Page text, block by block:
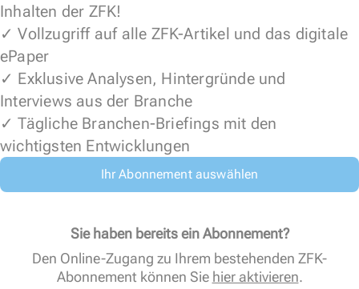
Inhalten der ZFK!
✓ Vollzugriff auf alle ZFK-Artikel und das digitale
ePaper
✓ Exklusive Analysen, Hintergründe und
Interviews aus der Branche
✓ Tägliche Branchen-Briefings mit den
wichtigsten Entwicklungen
Ihr Abonnement auswählen
Sie haben bereits ein Abonnement?
Den Online-Zugang zu Ihrem bestehenden ZFK-
Abonnement können Sie hier aktivieren.